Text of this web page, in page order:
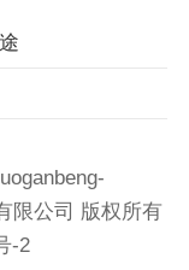
限公司 版权所有
-2